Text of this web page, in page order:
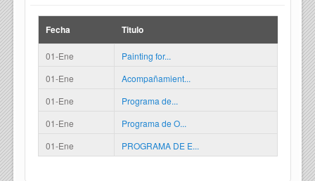
Fecha Titulo
01-Ene
Painting for...
01-Ene
Acompañamient...
01-Ene
Programa de...
01-Ene
Programa de O...
01-Ene
PROGRAMA DE E...